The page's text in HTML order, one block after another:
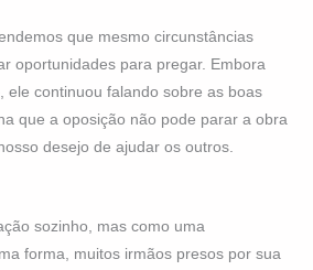
que mesmo circunstâncias
oportunidades para pregar. Embora
ele continuou falando sobre as boas
que a oposição não pode parar a obra
desejo de ajudar os outros.
sozinho, mas como uma
forma, muitos irmãos presos por sua